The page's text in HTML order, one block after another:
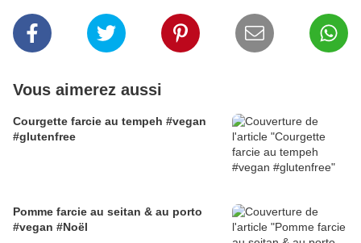
Vous aimerez aussi
Courgette farcie au tempeh #vegan
#glutenfree
Pomme farcie au seitan & au porto
#vegan #Noël